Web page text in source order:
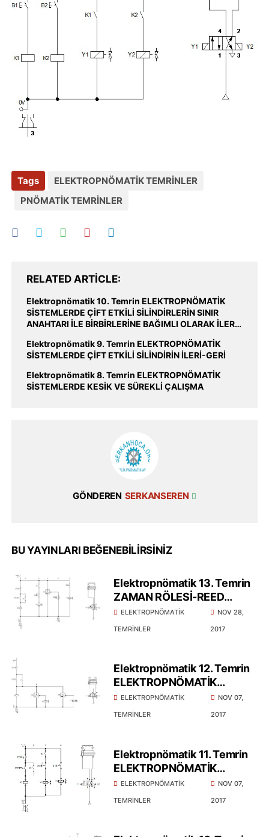
Tags
ELEKTROPNÖMATİK TEMRİNLER
PNÖMATİK TEMRİNLER
RELATED ARTICLE
Elektropnömatik 10. Temrin ELEKTROPNÖMATİK
SİSTEMLERDE ÇİFT ETKİLİ SİLİNDİRLERİN SINIR
ANAHTARI İLE BİRBİRLERİNE BAĞIMLI OLARAK İLERİ-
Elektropnömatik 9. Temrin ELEKTROPNÖMATİK
SİSTEMLERDE ÇİFT ETKİLİ SİLİNDİRİN İLERİ-GERİ
Elektropnömatik 8. Temrin ELEKTROPNÖMATİK
SİSTEMLERDE KESİK VE SÜREKLİ ÇALIŞMA
GÖNDEREN SERKANSEREN
BU YAYINLARI BEĞENEBILIRSINIZ
Elektropnömatik 13. Temrin
ZAMAN RÖLESİ-REED
KONTAK- ENDÜKTİF
SENSÖR
ELEKTROPNÖMATİK
TEMRİNLER
NOV 28,
2017
Elektropnömatik 12. Temrin
ELEKTROPNÖMATİK
SİSTEMLERDE ÇİFT ETKİLİ
SİLİNDİRLERİN REED RÖLE
PERİYODİK ÇALIŞMA
ELEKTROPNÖMATİK
TEMRİNLER
NOV 07,
2017
Elektropnömatik 11. Temrin
ELEKTROPNÖMATİK
SİSTEMLERDE ÇİFT ETKİLİ
SİLİNDİRLERİN REED RÖLE
ELEKTROPNÖMATİK
TEMRİNLER
NOV 07,
2017